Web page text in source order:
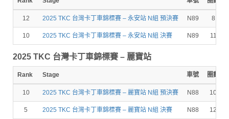
12 2025 TKC 台灣卡丁車錦標賽 – 永安站 N組 預決賽 N89 8
10 2025 TKC 台灣卡丁車錦標賽 – 永安站 N組 決賽 N89 11
2025 TKC 台灣卡丁車錦標賽 – 麗寶站
Rank Stage 車號 圈數
10 2025 TKC 台灣卡丁車錦標賽 – 麗寶站 N組 預決賽 N88 10
5 2025 TKC 台灣卡丁車錦標賽 – 麗寶站 N組 決賽 N88 12